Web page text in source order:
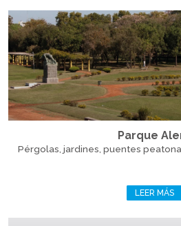
Parque
Pérgolas, jardines, puentes
LEER MÁS